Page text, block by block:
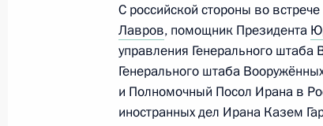
Телефонный разговор с
Пезешкианом
6 марта 2026 года, 22:30
С российской стороны во
Лавров, помощник Президента
управления Генерального
Генерального штаба
и Полномочный Посол Ирана в
иностранных дел Ирана Казем